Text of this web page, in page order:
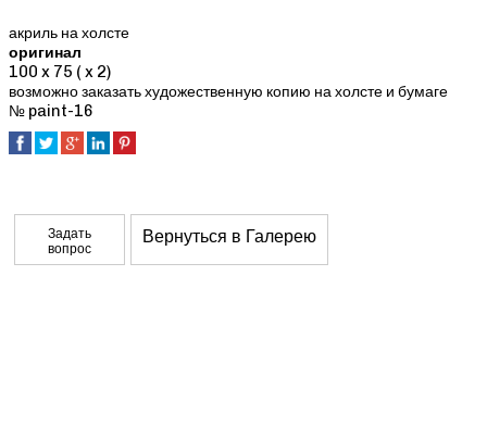
акриль на холсте
оригинал
100 x 75 ( x 2)
возможно заказать художественную копию на холсте и бумаге
№ paint-16
Задать
вопрос
Вернуться в Галерею